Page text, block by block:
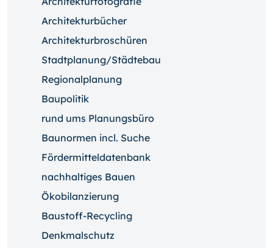
Architekturbücher
Architekturbroschüren
Stadtplanung/Städtebau
Regionalplanung
Baupolitik
rund ums Planungsbüro
Baunormen incl. Suche
Fördermitteldatenbank
nachhaltiges Bauen
Ökobilanzierung
Baustoff-Recycling
Denkmalschutz